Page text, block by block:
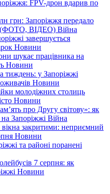
FPV-дрон вдарив по
грн: Запоріжжя передало
(ФОТО, ВІДЕО) Війна
завершується
Новини
шукає працівника на
Новини
тиждень: у Запоріжжі
Новини
молодіжних столиць
Новини
про Другу світову»: як
Запоріжжі Війна
закритими: неприємний
Новини
та районі поранені
7 серпня: як
Новини